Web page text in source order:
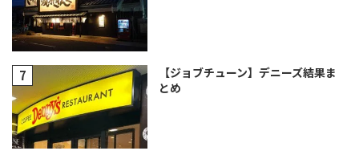
【ジョブチューン】デニーズ結果ま
とめ